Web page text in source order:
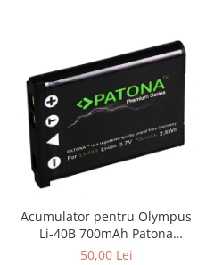
Acumulator pentru Olympus
Li-40B 700mAh Patona
Premium
50,00 Lei